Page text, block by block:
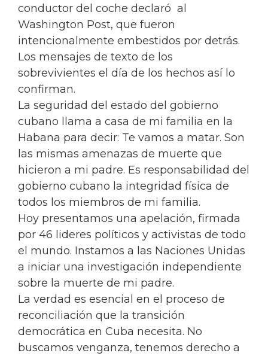
conductor del coche declaró al
Washington Post, que fueron
intencionalmente embestidos por detrás.
Los mensajes de texto de los
sobrevivientes el día de los hechos así lo
confirman.
La seguridad del estado del gobierno
cubano llama a casa de mi familia en la
Habana para decir: Te vamos a matar. Son
las mismas amenazas de muerte que
hicieron a mi padre. Es responsabilidad del
gobierno cubano la integridad física de
todos los miembros de mi familia.
Hoy presentamos una apelación, firmada
por 46 lideres políticos y activistas de todo
el mundo. Instamos a las Naciones Unidas
a iniciar una investigación independiente
sobre la muerte de mi padre.
La verdad es esencial en el proceso de
reconciliación que la transición
democrática en Cuba necesita. No
buscamos venganza, tenemos derecho a